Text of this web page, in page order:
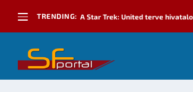
TRENDING: A Star Trek: United terve